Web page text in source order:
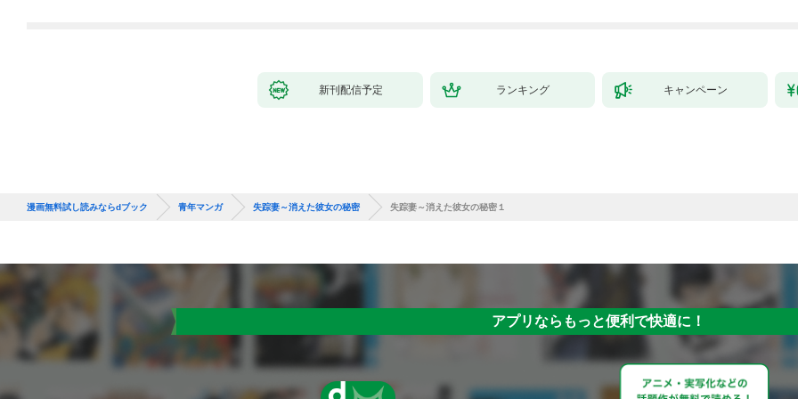
新刊配信予定 ランキング キャンペーン
漫画無料試し読みならdブック 青年マンガ 失踪妻～消えた彼女の秘密 失踪妻～消えた彼女の秘密１
アプリならもっと便利で快適に！